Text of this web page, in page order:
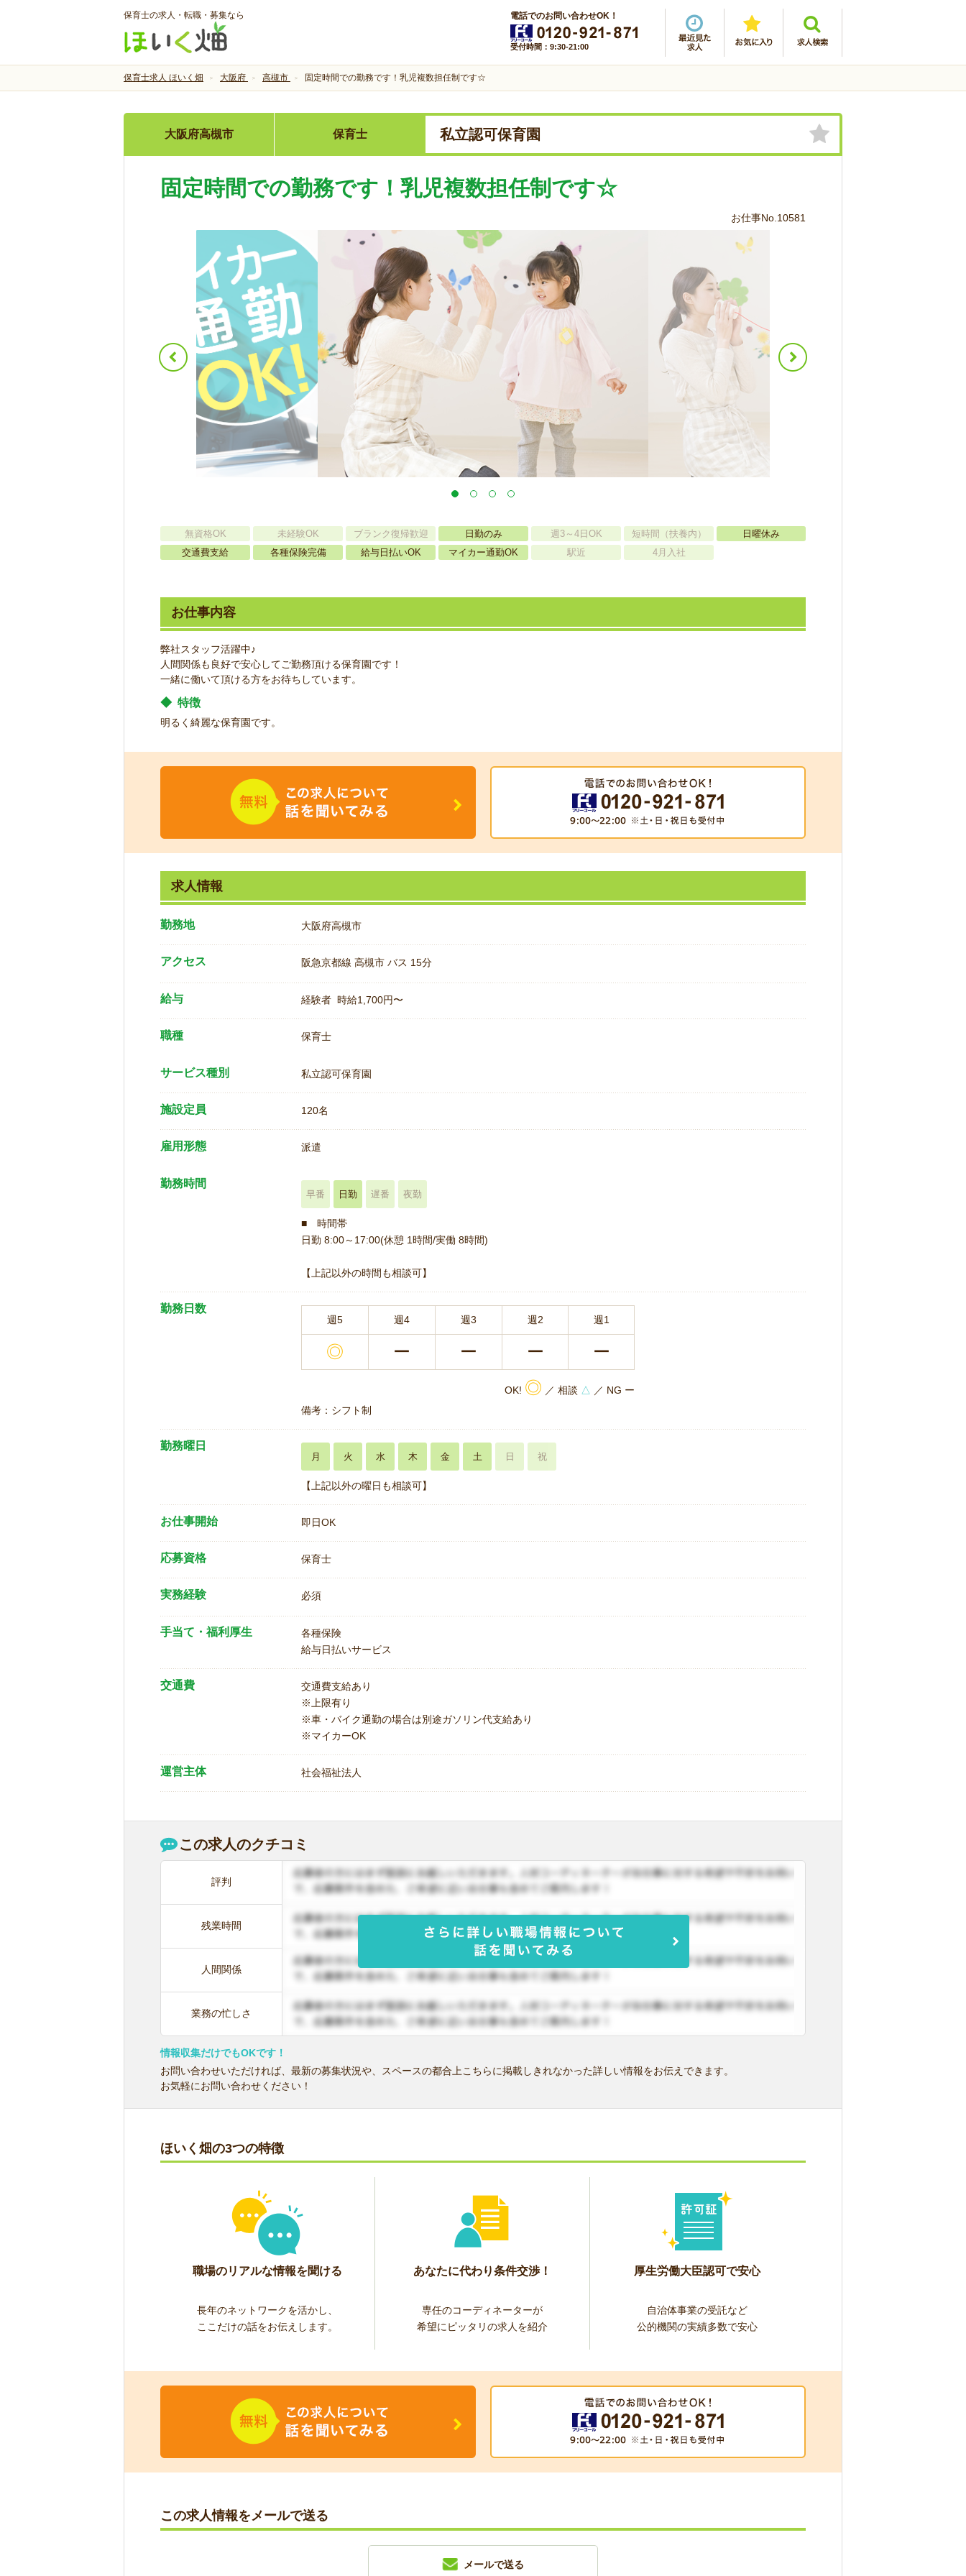
保育士の求人・転職・募集なら 電話でのお問い合わせOK！
受付時間：9:30-21:00
保育士求人 ほいく畑 大阪府 高槻市 固定時間での勤務です！乳児複数担任制です☆
大阪府高槻市 保育士 私立認可保育園
固定時間での勤務です！乳児複数担任制です☆
お仕事No.10581
無資格OK 未経験OK ブランク復帰歓迎 日勤のみ 週3～4日OK 短時間（扶養内）
日曜休み
交通費支給
各種保険完備 給与日払いOK マイカー通勤OK 駅近 4月入社
お仕事内容
弊社スタッフ活躍中♪
人間関係も良好で安心してご勤務頂ける保育園です！
一緒に働いて頂ける方をお待ちしています。
◆ 特徴
明るく綺麗な保育園です。
求人情報
勤務地 大阪府高槻市
アクセス 阪急京都線 高槻市 バス 15分
給与 経験者 時給1,700円〜
職種 保育士
サービス種別 私立認可保育園
施設定員 120名
雇用形態 派遣
勤務時間
早番 日勤 遅番 夜勤
■ 時間帯
日勤 8:00～17:00(休憩 1時間/実働 8時間)
【上記以外の時間も相談可】
勤務日数
週5 週4 週3 週2 週1
◎ ー ー ー ー
OK! ◎ ／ 相談 △ ／ NG ー
備考：シフト制
勤務曜日
月 火 水 木 金 土 日 祝
【上記以外の曜日も相談可】
お仕事開始 即日OK
応募資格 保育士
実務経験 必須
手当て・福利厚生
各種保険
給与日払いサービス
交通費
交通費支給あり
※上限有り
※車・バイク通勤の場合は別途ガソリン代支給あり
※マイカーOK
運営主体 社会福祉法人
この求人のクチコミ
評判
残業時間
人間関係
業務の忙しさ
情報収集だけでもOKです！
お問い合わせいただければ、最新の募集状況や、スペースの都合上こちらに掲載しきれなかった詳しい情報をお伝えできます。
お気軽にお問い合わせください！
ほいく畑の3つの特徴
職場のリアルな情報を聞ける
長年のネットワークを活かし、
ここだけの話をお伝えします。
あなたに代わり条件交渉！
専任のコーディネーターが
希望にピッタリの求人を紹介
厚生労働大臣認可で安心
自治体事業の受託など
公的機関の実績多数で安心
この求人情報をメールで送る
メールで送る